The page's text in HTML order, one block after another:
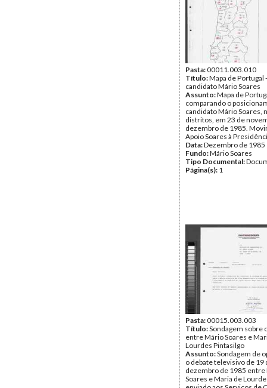
Pasta:00011.003.010
Título:Mapa de Portugal
candidato Mário Soares
Assunto:Mapa de
comparando o
candidato Mário Soares,
distritos, em 23 de
dezembro de 1985.
Apoio Soares à
Data:Dezembro de 1985
Fundo:Mário Soares
Tipo Documental:
Página(s): 1
Pasta:00015.003.003
Título:Sondagem sobre
entre Mário Soares e
Lourdes Pintasilgo
Assunto:Sondagem de
o debate televisivo de 19
dezembro de 1985 entre
Soares e Maria de